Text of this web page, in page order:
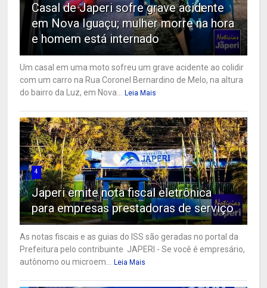
Casal de Japeri sofre grave acidente
em Nova Iguaçu; mulher morre na hora
e homem está internado
Um casal em uma moto sofreu um grave acidente ao colidir
com um carro na Rua Coronel Bernardino de Melo, na altura
do bairro da Luz, em Nova...
Leia Mais
4
Japeri emite nota fiscal eletrônica
para empresas prestadoras de serviço
As notas fiscais e as guias do ISS são geradas no portal da
Prefeitura pelo contribuinte JAPERI - Se você é empresário,
autônomo ou microem...
Leia Mais